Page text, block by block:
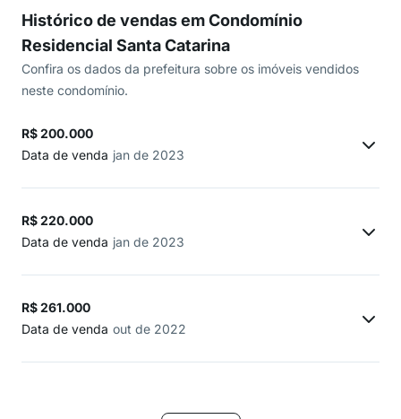
Histórico de vendas em Condomínio
Residencial Santa Catarina
Confira os dados da prefeitura sobre os imóveis vendidos
neste condomínio.
R$ 200.000
Data de venda jan de 2023
R$ 220.000
Data de venda jan de 2023
R$ 261.000
Data de venda out de 2022